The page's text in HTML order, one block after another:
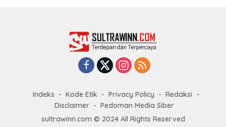
Indeks Kode Etik Privacy Policy
Redaksi
Disclaimer
Pedoman Media Siber
sultrawinn.com © 2024 All Rights Reserved